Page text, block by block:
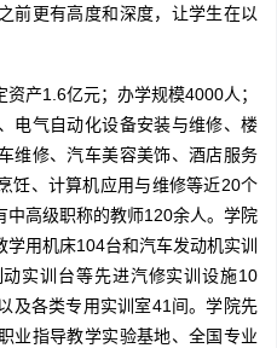
前更有高度和深度，让学生在以
产1.6亿元；办学规模4000人；
电气自动化设备安装与维修、楼
维修、汽车美容美饰、酒店服务
饪、计算机应用与维修等近20个
中高级职称的教师120余人。学院
用机床104台和汽车发动机实训
实训台等先进汽修实训设施10
及各类专用实训室41间。学院先
业指导教学实验基地、全国专业